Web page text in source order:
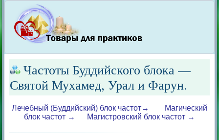
Частоты Буддийского блока —
Святой Мухамед, Урал и Фарун.
Лечебный (Буддийский) блок частот→
Магический
блок частот →
Магистровский блок частот →